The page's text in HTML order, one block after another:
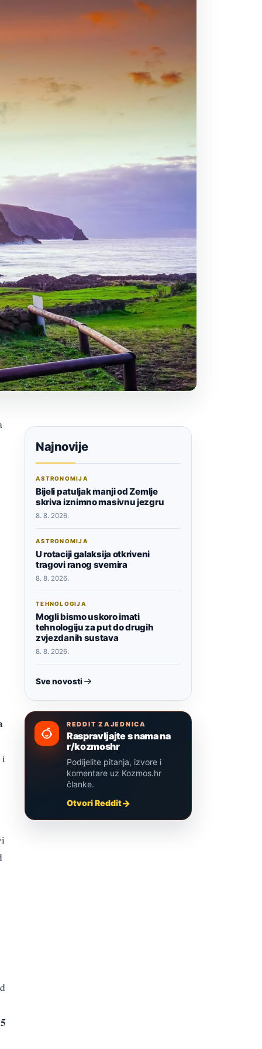
i
Najnovije
ASTRONOMIJA
Bijeli patuljak manji od Zemlje
skriva iznimno masivnu jezgru
8. 8. 2026.
ASTRONOMIJA
U rotaciji galaksija otkriveni
tragovi ranog svemira
8. 8. 2026.
TEHNOLOGIJA
Mogli bismo uskoro imati
tehnologiju za put do drugih
zvjezdanih sustava
8. 8. 2026.
Sve novosti
REDDIT ZAJEDNICA
Raspravljajte s nama na
r/kozmoshr
Podijelite pitanja, izvore i
komentare uz Kozmos.hr
članke.
Otvori Reddit